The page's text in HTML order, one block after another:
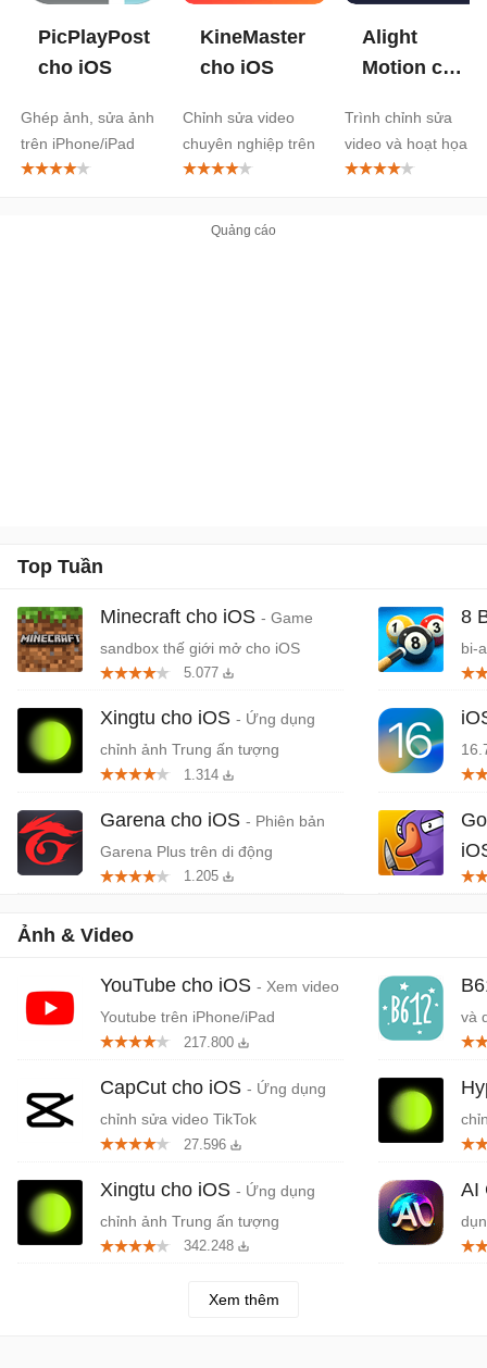
PicPlayPost
cho iOS
Ghép ảnh, sửa ảnh
trên iPhone/iPad
KineMaster
cho iOS
Chỉnh sửa video
chuyên nghiệp trên
iPhone, iPad
Alight
Motion cho
Trình chỉnh sửa
video và hoạt họa
chuyên nghiệp
Top Tuần
Minecraft cho iOS - Game
sandbox thế giới mở cho iOS
5.077
Xingtu cho iOS - Ứng dụng
chỉnh ảnh Trung ấn tượng
1.314
Garena cho iOS - Phiên bản
Garena Plus trên di động
1.205
8
bi-
Ảnh & Video
YouTube cho iOS - Xem video
Youtube trên iPhone/iPad
217.800
CapCut cho iOS - Ứng dụng
chỉnh sửa video TikTok
27.596
Xingtu cho iOS - Ứng dụng
chỉnh ảnh Trung ấn tượng
342.248
và
AI
Xem thêm